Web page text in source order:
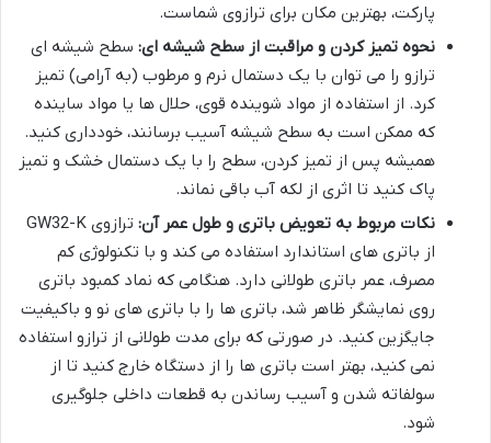
پارکت، بهترین مکان برای ترازوی شماست.
نحوه تمیز کردن و مراقبت از سطح شیشه ای: سطح شیشه ای
ترازو را می توان با یک دستمال نرم و مرطوب (به آرامی) تمیز
کرد. از استفاده از مواد شوینده قوی، حلال ها یا مواد ساینده
که ممکن است به سطح شیشه آسیب برسانند، خودداری کنید.
همیشه پس از تمیز کردن، سطح را با یک دستمال خشک و تمیز
پاک کنید تا اثری از لکه آب باقی نماند.
نکات مربوط به تعویض باتری و طول عمر آن:
ترازوی GW32-K
از باتری های استاندارد استفاده می کند و با تکنولوژی کم
مصرف، عمر باتری طولانی دارد. هنگامی که نماد کمبود باتری
روی نمایشگر ظاهر شد، باتری ها را با باتری های نو و باکیفیت
جایگزین کنید. در صورتی که برای مدت طولانی از ترازو استفاده
نمی کنید، بهتر است باتری ها را از دستگاه خارج کنید تا از
سولفاته شدن و آسیب رساندن به قطعات داخلی جلوگیری
شود.